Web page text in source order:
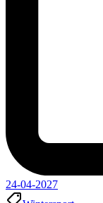
24-04-2027